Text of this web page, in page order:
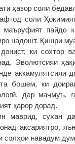
ҳазор соли
соли
маъруфият пайдо
надошт. Қишри
ки сохтор
Эволютсияи
аккамулятсияи
бошем, ки
дар маҷмуъ,
қарор дорад.
маврид, сухан
аксариятро,
солҳои навадум